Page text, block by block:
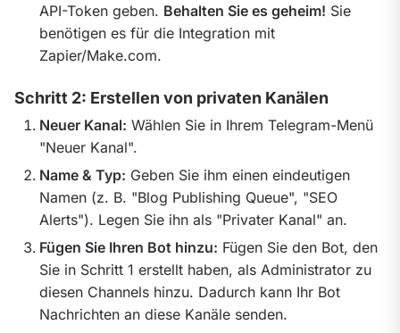
API-Token geben. Behalten Sie es geheim! Sie
benötigen es für die Integration mit
Zapier/Make.com.
Schritt 2: Erstellen von privaten Kanälen
Neuer Kanal: Wählen Sie in Ihrem Telegram-Menü
"Neuer Kanal".
Name & Typ: Geben Sie ihm einen eindeutigen
Namen (z. B. "Blog Publishing Queue", "SEO
Alerts"). Legen Sie ihn als "Privater Kanal" an.
Fügen Sie Ihren Bot hinzu: Fügen Sie den Bot, den
Sie in Schritt 1 erstellt haben, als Administrator zu
diesen Channels hinzu. Dadurch kann Ihr Bot
Nachrichten an diese Kanäle senden.